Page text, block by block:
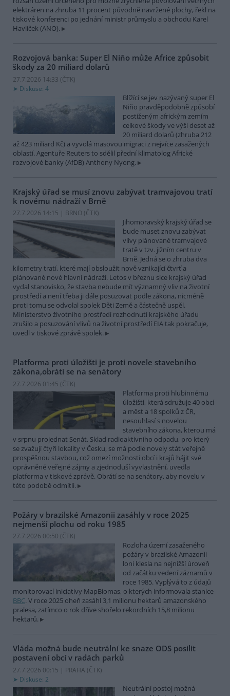
elektráren na zhruba 11 procent původně navržené plochy, řekl na
tiskové konferenci po jednání ministr průmyslu a obchodu Karel
Havlíček (ANO).
Rozvojová banka: Super El Niňo může Africe způsobit
škody za 20 miliard dolarů
27.7.2026 14:33 (ČTK)
Diskuse: 4
Blížící se jev nazývaný super El
Niňo pravděpodobně způsobí
postiženým africkým zemím
celkové škody ve výši deset až
20 miliard dolarů (zhruba 212
až 423 miliard Kč) a vyvolá masovou migraci z nejvíce zasažených
oblastí. Agentuře Reuters to sdělil přední klimatolog Africké
rozvojové banky (AfDB) Anthony Nyong.
Krajský úřad se musí znovu zabývat tramvajovou tratí
k novému nádraží v Brně
27.7.2026 14:15 | BRNO (ČTK)
Jihomoravský krajský úřad se
bude muset znovu zabývat
vlivy plánované tramvajové
tratě v tzv. jižním centru v
Brně. Jedná se o zhruba dva
kilometry tratí, které mají obsloužit nově vznikající čtvrť a
plánované nové hlavní nádraží. Letos v březnu sice krajský úřad
vydal stanovisko, že stavba nebude mít významný vliv na životní
prostředí a není třeba ji dále posuzovat podle zákona, nicméně
proti tomu se odvolal spolek Děti Země a částečně uspěl.
Ministerstvo životního prostředí rozhodnutí krajského úřadu
zrušilo a posuzování vlivů na životní prostředí EIA tak pokračuje,
uvedl v tiskové zprávě spolek.
Platforma proti úložišti je proti novele stavebního
zákona,obrátí se na senátory
27.7.2026 01:45 (ČTK)
Platforma proti hlubinnému
úložišti, která sdružuje 40 obcí
a měst a 18 spolků z ČR,
nesouhlasí s novelou
stavebního zákona, kterou má
v srpnu projednat Senát. Sklad radioaktivního odpadu, pro který
se zvažují čtyři lokality v Česku, se má podle novely stát veřejně
prospěšnou stavbou, což omezí možnosti obcí i krajů hájit své
oprávněné veřejné zájmy a zjednoduší vyvlastnění, uvedla
platforma v tiskové zprávě. Obrátí se na senátory, aby novelu v
této podobě odmítli.
Požáry v brazilské Amazonii zasáhly v roce 2025
nejmenší plochu od roku 1985
27.7.2026 00:50 (ČTK)
Rozloha území zasaženého
požáry v brazilské Amazonii
loni klesla na nejnižší úroveň
od začátku vedení záznamů v
roce 1985. Vyplývá to z údajů
monitorovací iniciativy MapBiomas, o kterých informovala stanice
BBC. V roce 2025 oheň zasáhl 3,1 milionu hektarů amazonského
pralesa, zatímco o rok dříve shořelo rekordních 15,8 milionu
hektarů.
Vláda možná bude neutrální ke snaze ODS posílit
postavení obcí v radách parků
27.7.2026 00:15 | PRAHA (ČTK)
Diskuse: 2
Neutrální postoj možná